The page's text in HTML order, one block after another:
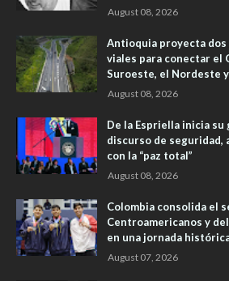
August 08, 2026
Antioquia proyecta
viales para conectar el
Suroeste, el Nordeste
August 08, 2026
De la Espriella inicia su
discurso de
con la “paz total”
August 08, 2026
Colombia consolida el
Centroamericanos y
en una jornada
August 07, 2026